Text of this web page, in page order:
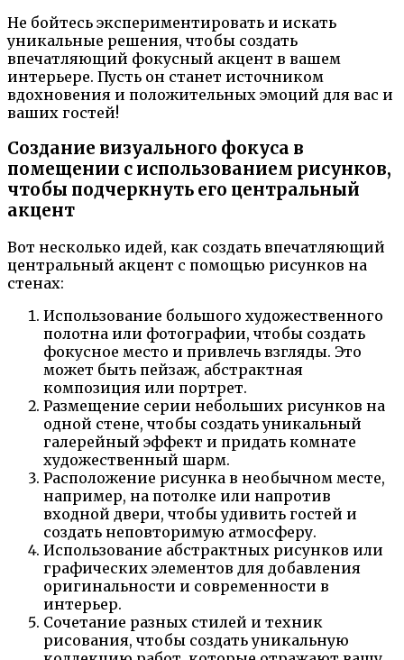
Не бойтесь экспериментировать и искать
уникальные решения, чтобы создать
впечатляющий фокусный акцент в вашем
интерьере. Пусть он станет источником
вдохновения и положительных эмоций для вас и
ваших гостей!
Создание визуального фокуса в
помещении с использованием рисунков,
чтобы подчеркнуть его центральный
акцент
Вот несколько идей, как создать впечатляющий
центральный акцент с помощью рисунков на
стенах:
Использование большого художественного
полотна или фотографии, чтобы создать
фокусное место и привлечь взгляды. Это
может быть пейзаж, абстрактная
композиция или портрет.
Размещение серии небольших рисунков на
одной стене, чтобы создать уникальный
галерейный эффект и придать комнате
художественный шарм.
Расположение рисунка в необычном месте,
например, на потолке или напротив
входной двери, чтобы удивить гостей и
создать неповторимую атмосферу.
Использование абстрактных рисунков или
графических элементов для добавления
оригинальности и современности в
интерьер.
Сочетание разных стилей и техник
рисования, чтобы создать уникальную